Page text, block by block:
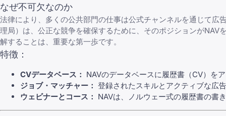
なぜ不可欠なのか
法律により、多くの公共部門の仕事は公式チャンネルを通じて
理局）は、公正な競争を確保するために、そのポジションが
解することは、重要な第一歩です。
特徴：
CVデータベース： NAVのデータベースに履歴書（CV）を
ジョブ・マッチャー： 登録されたスキルとアクティブな広
ウェビナーとコース： NAVは、ノルウェー式の履歴書の書